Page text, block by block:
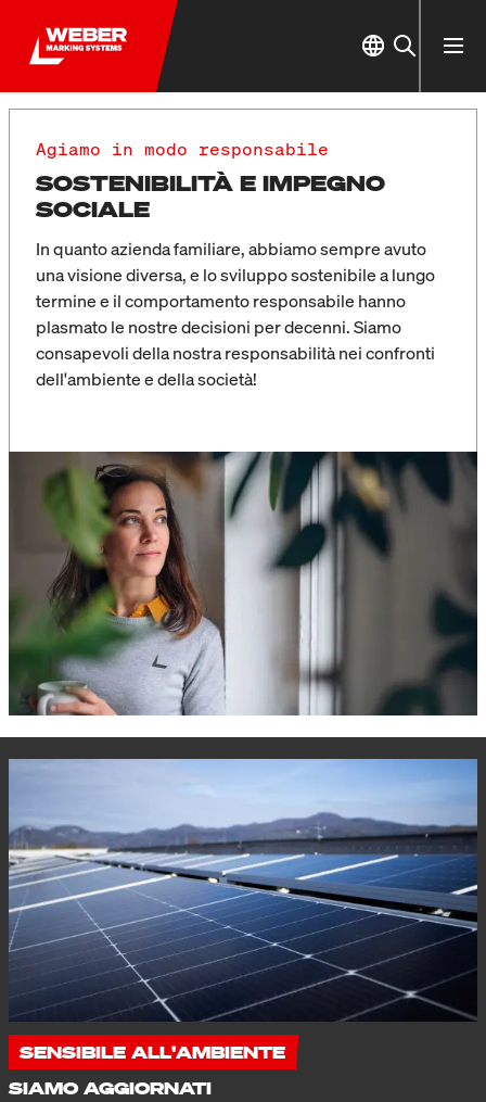
Agiamo in modo responsabile
SOSTENIBILITÀ E IMPEGNO
SOCIALE
In quanto azienda familiare, abbiamo sempre avuto
una visione diversa, e lo sviluppo sostenibile a lungo
termine e il comportamento responsabile hanno
plasmato le nostre decisioni per decenni. Siamo
consapevoli della nostra responsabilità nei confronti
dell'ambiente e della società!
SENSIBILE ALL'AMBIENTE
SIAMO AGGIORNATI